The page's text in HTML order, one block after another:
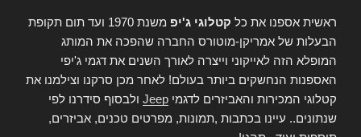
ראשית אספנו את כל קטלוגי ג'יפ
משנת 1970 ועד תום תקופת
הבעלות של אמריקן-מוטורס החברה שהפכה את המותג
המופלא הזה לאייקוני וייצרה לאורך השנים את דגמי ג'יפי
האספנות הנחשקים ביותר בעולם! לאחר מכן סרקנו וצילמנו את
קטלוגי המכירות והאביזרים לדגמי Jeep ולבסוף סידרנו לפי
שנתונים.. עיינו בכתבות ,תמונות, מפרטים טכנים, אביזרים,